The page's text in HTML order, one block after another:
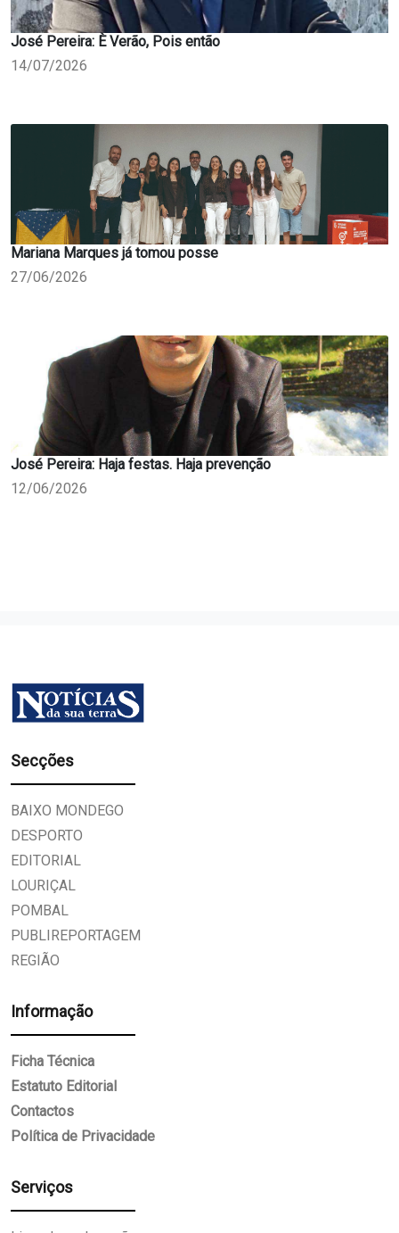
José Pereira: È Verão, Pois então
14/07/2026
Mariana Marques já tomou posse
27/06/2026
José Pereira: Haja festas. Haja prevenção
12/06/2026
Secções
BAIXO MONDEGO
DESPORTO
EDITORIAL
LOURIÇAL
POMBAL
PUBLIREPORTAGEM
REGIÃO
Informação
Ficha Técnica
Estatuto Editorial
Contactos
Política de Privacidade
Serviços